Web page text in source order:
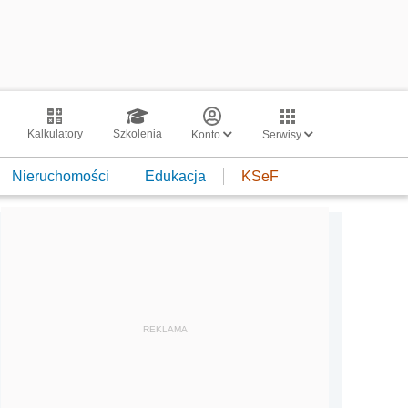
Kalkulatory Szkolenia Konto Serwisy
Nieruchomości Edukacja KSeF
REKLAMA